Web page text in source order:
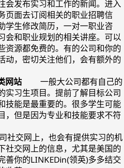
会发布实习和工作的新闻。进入
页面去订阅相关的职业招聘信
学生修改简历，一对一职业咨
会和职业规划的相关讲座。可以
资源都免费的。有的公司和你的
动，密切关注他们，会有额外的
网站 一般大公司都有自己的
实习生项目。提前了解目标公司
技能是最重要的。很多学生可能
，但是因为专业和技能要求不符
交网上，也会有提供实习的机
社交网上的信息，尤其是美国的
善你的LINKEDin(领英)多多结交